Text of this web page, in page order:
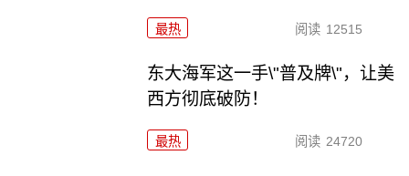
最热 阅读 12515
东大海军这一手\"普及牌\"，让美
西方彻底破防！
最热 阅读 24720